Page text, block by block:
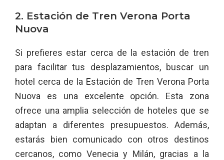
2. Estación de Tren Verona Porta
Nuova
Si prefieres estar cerca de la estación de tren
para facilitar tus desplazamientos, buscar un
hotel cerca de la Estación de Tren Verona Porta
Nuova es una excelente opción. Esta zona
ofrece una amplia selección de hoteles que se
adaptan a diferentes presupuestos. Además,
estarás bien comunicado con otros destinos
cercanos, como Venecia y Milán, gracias a la